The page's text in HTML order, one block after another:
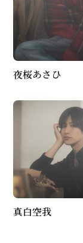
夜桜あさひ
真白空我